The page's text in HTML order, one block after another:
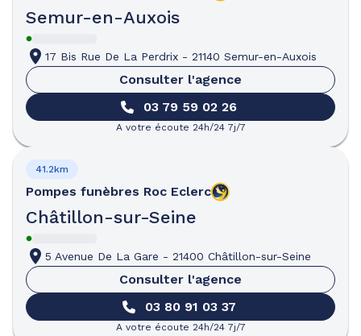
Semur-en-Auxois
17 Bis Rue De La Perdrix - 21140 Semur-en-Auxois
Consulter l'agence
03 79 59 02 26
A votre écoute 24h/24 7j/7
Pompes funèbres Roc Eclerc
Châtillon-sur-Seine
41.2km
5 Avenue De La Gare - 21400 Châtillon-sur-Seine
Consulter l'agence
03 80 91 03 37
A votre écoute 24h/24 7j/7